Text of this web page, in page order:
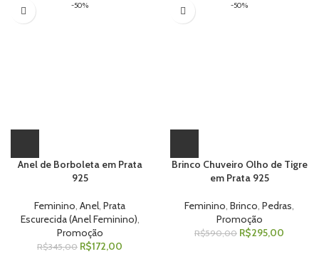
-50%
Anel de Borboleta em Prata
925
Feminino, Anel, Prata
Escurecida (Anel Feminino),
Promoção
R$345,00 R$172,00
-50%
Brinco Chuveiro Olho de Tigre
em Prata 925
Feminino, Brinco, Pedras,
Promoção
R$590,00 R$295,00